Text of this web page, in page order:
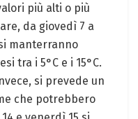
più alti o più
da giovedì 7 a
manterranno
tra i 5°C e i 15°C.
si prevede un
che potrebbero